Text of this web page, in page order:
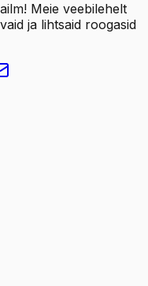
Meie veebilehelt
ja lihtsaid roogasid